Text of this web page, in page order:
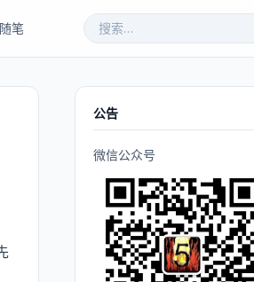
随笔
公告
微信公众号